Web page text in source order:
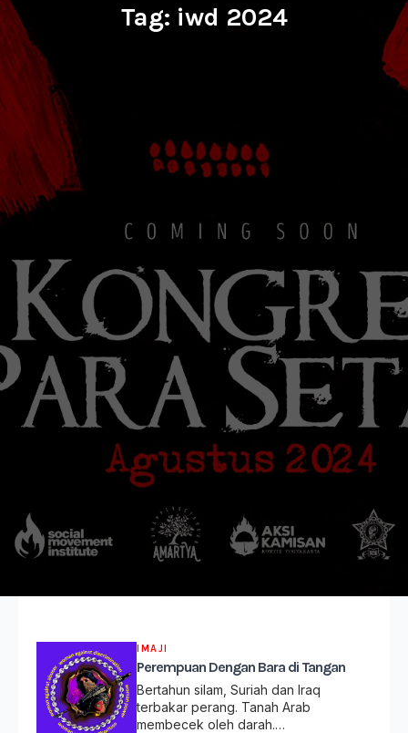
Tag: iwd 2024
IMAJI
Perempuan Dengan Bara di Tangan
Bertahun silam, Suriah dan Iraq
terbakar perang. Tanah Arab
membecek oleh darah.…